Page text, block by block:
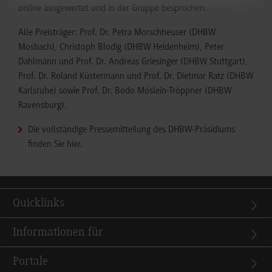
online ausgewertet und in der Gruppe besprochen.
Alle Preisträger: Prof. Dr. Petra Morschheuser (DHBW
Mosbach), Christoph Blodig (DHBW Heidenheim), Peter
Dahlmann und Prof. Dr. Andreas Griesinger (DHBW Stuttgart),
Prof. Dr. Roland Küstermann und Prof. Dr. Dietmar Ratz (DHBW
Karlsruhe) sowie Prof. Dr. Bodo Möslein-Tröppner (DHBW
Ravensburg).
Die vollständige Pressemitteilung des DHBW-Präsidiums
finden Sie hier.
Quicklinks
Informationen für
Portale